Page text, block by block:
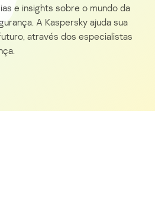
e insights sobre o mundo da
A Kaspersky ajuda sua
através dos especialistas